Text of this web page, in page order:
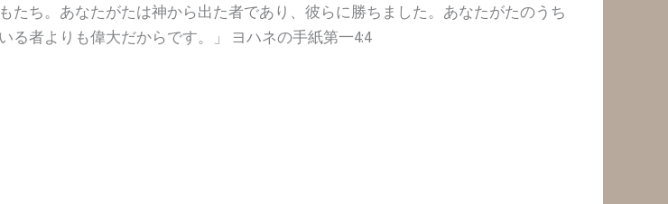
ち。あなたがたは神から出た者であり、彼らに勝ちました。あなたがたのうち
る者よりも偉大だからです。」 ヨハネの手紙第一4:4